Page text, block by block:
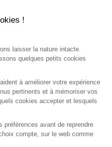
données
!
laisser la nature intacte.
quelques petits cookies
à améliorer votre expérience
pertinents et à mémoriser vos
cookies accepter et lesquels
préférences avant de reprendre
compte, sur le web comme